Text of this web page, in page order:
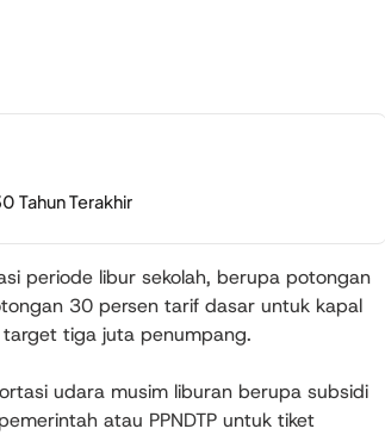
Tahun Terakhir
periode libur sekolah, berupa potongan
30 persen tarif dasar untuk kapal
target tiga juta penumpang.
udara musim liburan berupa subsidi
atau PPNDTP untuk tiket